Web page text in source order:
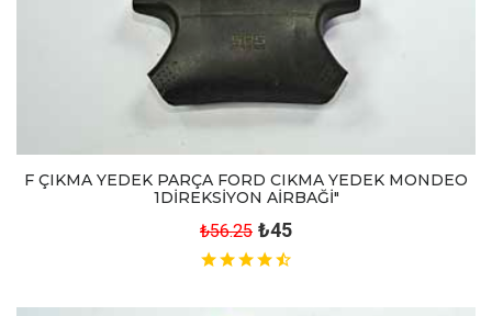
F ÇIKMA YEDEK PARÇA FORD CIKMA YEDEK MONDEO
1DİREKSİYON AİRBAĞİ"
₺56.25 ₺45